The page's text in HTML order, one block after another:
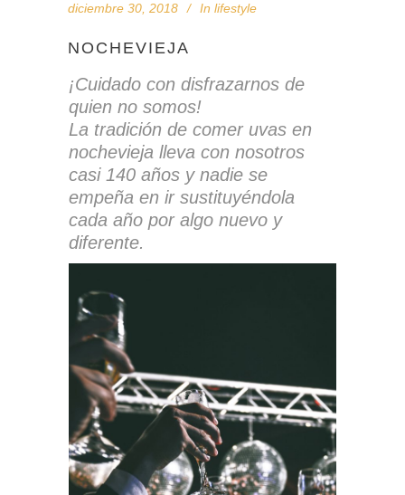
diciembre 30, 2018 In lifestyle
NOCHEVIEJA
¡Cuidado con disfrazarnos de
quien no somos!
La tradición de comer uvas en
nochevieja lleva con nosotros
casi 140 años y nadie se
empeña en ir sustituyéndola
cada año por algo nuevo y
diferente.